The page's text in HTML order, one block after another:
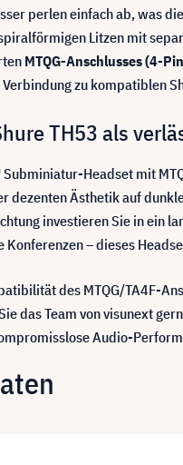
perlen einfach ab, was
Litzen mit
MTQG-Anschlusses (4-
zu kompatiblen
TH53 als
Subminiatur-Headset mit
dezenten Ästhetik auf
investieren Sie in ein
– dieses
des MTQG/TA4F-
das Team von visunext
Audio-